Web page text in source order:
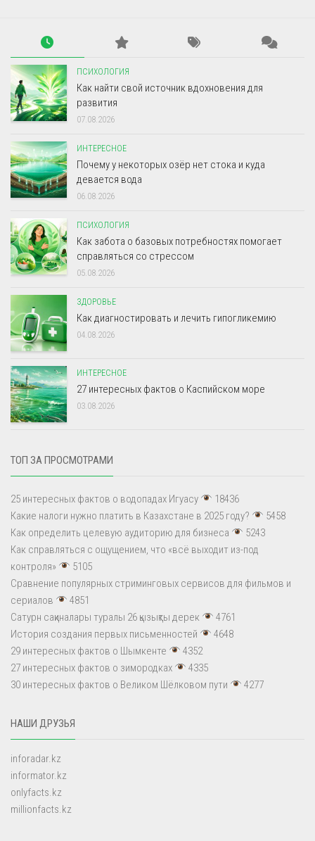
ПСИХОЛОГИЯ
Как найти свой источник вдохновения для
развития
07.08.2026
ИНТЕРЕСНОЕ
Почему у некоторых озёр нет стока и куда
девается вода
06.08.2026
ПСИХОЛОГИЯ
Как забота о базовых потребностях помогает
справляться со стрессом
05.08.2026
ЗДОРОВЬЕ
Как диагностировать и лечить гипогликемию
04.08.2026
ИНТЕРЕСНОЕ
27 интересных фактов о Каспийском море
03.08.2026
ТОП ЗА ПРОСМОТРАМИ
25 интересных фактов о водопадах Игуасу
18436
Какие налоги нужно платить в Казахстане в 2025 году?
5458
Как определить целевую аудиторию для бизнеса
5243
Как справляться с ощущением, что «всё выходит из-под
контроля»
5105
Сравнение популярных стриминговых сервисов для фильмов и
сериалов
4851
Сатурн сақиналары туралы 26 қызықты дерек
4761
История создания первых письменностей
4648
29 интересных фактов о Шымкенте
4352
27 интересных фактов о зимородках
4335
30 интересных фактов о Великом Шёлковом пути
4277
НАШИ ДРУЗЬЯ
inforadar.kz
informator.kz
onlyfacts.kz
millionfacts.kz